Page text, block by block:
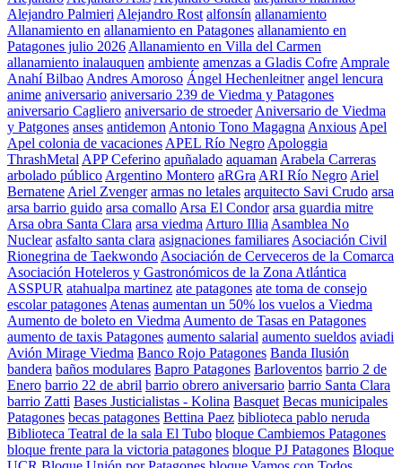
Alejandro Palmieri Alejandro Rost alfonsín allanamiento
Allanamiento en allanamiento en Patagones allanamiento en
Patagones julio 2026 Allanamiento en Villa del Carmen
allanamiento inalauquen ambiente amenzas a Gladis Cofre Amprale
Anahí Bilbao Andres Amoroso Ángel Hechenleitner angel lencura
anime aniversario aniversario 239 de Viedma y Patagones
aniversario Cagliero aniversario de stroeder Aniversario de Viedma
y Patgones anses antidemon Antonio Tono Magagna Anxious Apel
Apel colonia de vacaciones APEL Río Negro Apologgia
ThrashMetal APP Ceferino apuñalado aquaman Arabela Carreras
arbolado público Argentino Montero aRGra ARI Río Negro Ariel
Bernatene Ariel Zvenger armas no letales arquitecto Savi Crudo arsa
arsa barrio guido arsa comallo Arsa El Condor arsa guardia mitre
Arsa obra Santa Clara arsa viedma Arturo Illia Asamblea No
Nuclear asfalto santa clara asignaciones familiares Asociación Civil
Rionegrina de Taekwondo Asociación de Cerveceros de la Comarca
Asociación Hoteleros y Gastronómicos de la Zona Atlántica
ASSPUR atahualpa martinez ate patagones ate toma de consejo
escolar patagones Atenas aumentan un 50% los vuelos a Viedma
Aumento de boleto en Viedma Aumento de Tasas en Patagones
aumento de taxis Patagones aumento salarial aumento sueldos aviadi
Avión Mirage Viedma Banco Rojo Patagones Banda Ilusión
bandera baños modulares Bapro Patagones Barloventos barrio 2 de
Enero barrio 22 de abril barrio obrero aniversario barrio Santa Clara
barrio Zatti Bases Justicialistas - Kolina Basquet Becas municipales
Patagones becas patagones Bettina Paez biblioteca pablo neruda
Biblioteca Teatral de la sala El Tubo bloque Cambiemos Patagones
bloque frente para la victoria patagones bloque PJ Patagones Bloque